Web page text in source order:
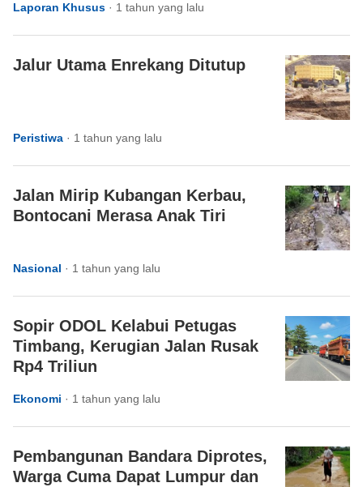
Laporan Khusus · 1 tahun yang lalu
Jalur Utama Enrekang Ditutup
Peristiwa · 1 tahun yang lalu
Jalan Mirip Kubangan Kerbau,
Bontocani Merasa Anak Tiri
Nasional · 1 tahun yang lalu
Sopir ODOL Kelabui Petugas
Timbang, Kerugian Jalan Rusak
Rp4 Triliun
Ekonomi · 1 tahun yang lalu
Pembangunan Bandara Diprotes,
Warga Cuma Dapat Lumpur dan